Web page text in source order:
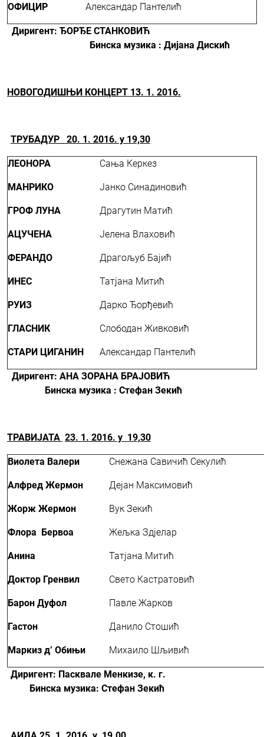
ОФИЦИР Александар Пантелић
Диригент: ЂОРЂЕ СТАНКОВИЋ
Бинска музика : Дијана Дискић
НОВОГОДИШЊИ КОНЦЕРТ 13. 1. 2016.
ТРУБАДУР 20. 1. 2016. у 19,30
ЛЕОНОРА Сања Керкез
МАНРИКО Јанко Синадиновић
ГРОФ ЛУНА Драгутин Матић
АЦУЧЕНА Јелена Влаховић
ФЕРАНДО Драгољуб Бајић
ИНЕС Татјана Митић
РУИЗ Дарко Ђорђевић
ГЛАСНИК Слободан Живковић
СТАРИ ЦИГАНИН Александар Пантелић
Диригент: АНА ЗОРАНА БРАЈОВИЋ
Бинска музика : Стефан Зекић
ТРАВИЈАТА 23. 1. 2016. у 19,30
Виолета Валери Снежана Савичић Секулић
Алфред Жермон Дејан Максимовић
Жорж Жермон Вук Зекић
Флора Бервоа Жељка Здјелар
Анина Татјана Митић
Доктор Гренвил Свето Кастратовић
Барон Дуфол Павле Жарков
Гастон Данило Стошић
Маркиз д’ Oбињи Михаило Шљивић
Диригент: Пасквале Менкизе, к. г.
Бинска музика: Стефан Зекић